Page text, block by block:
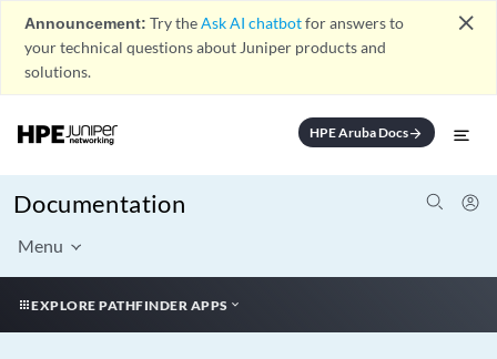
Announcement: Try theAsk AI chatbotfor answers to
your technical questions about Juniper products and
solutions.
close
HPE Aruba Docsarrow_forward
Documentation
Menu
EXPLORE PATHFINDER APPS